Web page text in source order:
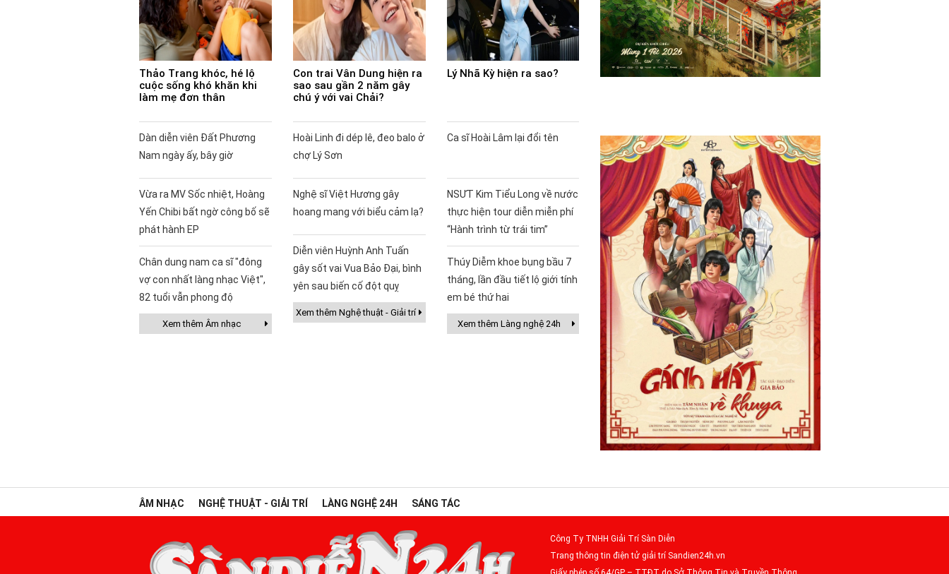
Thảo Trang khóc, hé lộ
cuộc sống khó khăn khi
làm mẹ đơn thân
Dàn diễn viên Đất Phương
Nam ngày ấy, bây giờ
Vừa ra MV Sốc nhiệt, Hoàng
Yến Chibi bất ngờ công bố sẽ
phát hành EP
Chân dung nam ca sĩ "đông
vợ con nhất làng nhạc Việt",
82 tuổi vẫn phong độ
Xem thêm Âm nhạc
Con trai Vân Dung hiện ra
sao sau gần 2 năm gây
chú ý với vai Chải?
Hoài Linh đi dép lê, đeo balo ở
chợ Lý Sơn
Nghệ sĩ Việt Hương gây
hoang mang với biểu cảm lạ?
Diễn viên Huỳnh Anh Tuấn
gây sốt vai Vua Bảo Đại, bình
yên sau biến cố đột quỵ
Xem thêm Nghệ thuật - Giải trí
Lý Nhã Kỳ hiện ra sao?
Ca sĩ Hoài Lâm lại đổi tên
NSƯT Kim Tiểu Long về nước
thực hiện tour diễn miễn phí
“Hành trình từ trái tim”
Thúy Diễm khoe bụng bầu 7
tháng, lần đầu tiết lộ giới tính
em bé thứ hai
Xem thêm Làng nghệ 24h
ÂM NHẠC NGHỆ THUẬT - GIẢI TRÍ LÀNG NGHỆ 24H SÁNG TÁC
Công Ty TNHH Giải Trí Sàn Diễn
Trang thông tin điện tử giải trí Sandien24h.vn